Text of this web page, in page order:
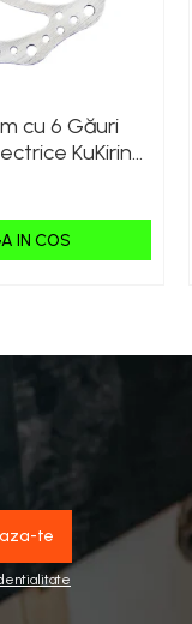
cu 6 Găuri
KuKirin
G2 –
IN COS